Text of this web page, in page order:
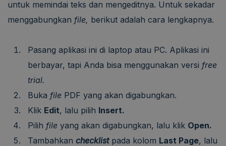
untuk memindai teks dan mengeditnya. Untuk sekadar
menggabungkan file, berikut adalah cara lengkapnya.
Pasang aplikasi ini di laptop atau PC. Aplikasi ini
berbayar, tapi Anda bisa menggunakan versi free
trial.
Buka file PDF yang akan digabungkan.
Klik Edit, lalu pilih Insert.
Pilih file yang akan digabungkan, lalu klik Open.
Tambahkan checklistpada kolom Last Page, lalu